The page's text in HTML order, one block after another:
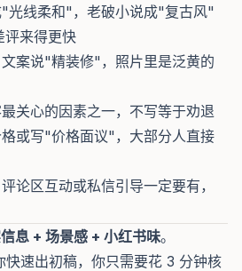
"光线柔和"，老破小说成"复古风"
来得更快
文案说"精装修"，照片里是泛黄的
关心的因素之一，不写等于劝退
格或写"价格面议"，大部分人直接
评论区互动或私信引导一定要有，
息 + 场景感 + 小红书味。
速出初稿，你只需要花 3 分钟核